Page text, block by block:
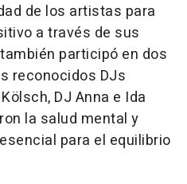
de los artistas para
a través de sus
participó en dos
reconocidos DJs
DJ Anna e Ida
la salud mental y
para el equilibrio